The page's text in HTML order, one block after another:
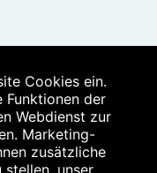
dachau.de
dachau.de/
Cookies ein.
Funktionen der
Webdienst zur
Marketing-
zusätzliche
stellen, unser